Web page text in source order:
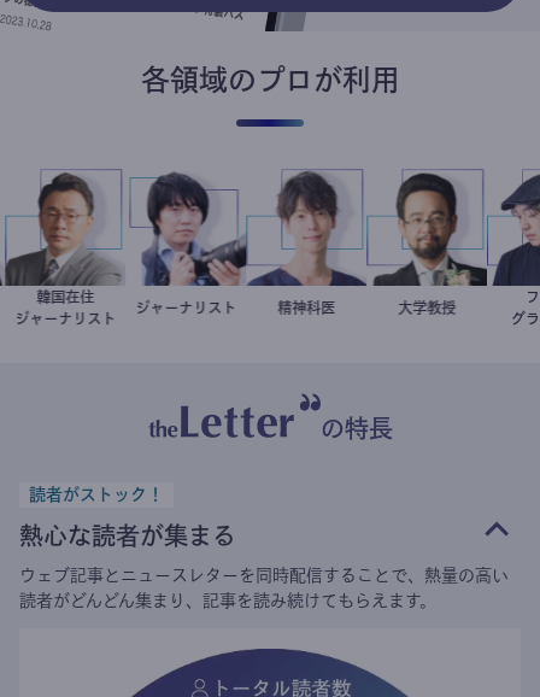
各領域のプロが利用
ト
徐台教
韓国在住
ジャーナリスト
志葉玲
ジャーナリスト 藤野智哉
精神科医 金谷一朗
大学教授
の特長
読者がストック！
熱心な読者が集まる
ウェブ記事とニュースレターを同時配信することで、熱量の高い
読者がどんどん集まり、記事を読み続けてもらえます。